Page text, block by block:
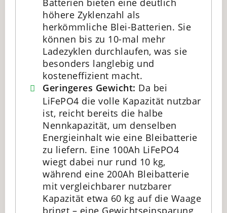
höhere Zyklenzahl als
herkömmliche Blei-Batterien. Sie
können bis zu 10-mal mehr
Ladezyklen durchlaufen, was sie
besonders langlebig und
kosteneffizient macht.
Geringeres Gewicht: Da bei
LiFePO4 die volle Kapazität nutzbar
ist, reicht bereits die halbe
Nennkapazität, um denselben
Energieinhalt wie eine Bleibatterie
zu liefern. Eine 100Ah LiFePO4
wiegt dabei nur rund 10 kg,
während eine 200Ah Bleibatterie
mit vergleichbarer nutzbarer
Kapazität etwa 60 kg auf die Waage
bringt – eine Gewichtseinsparung